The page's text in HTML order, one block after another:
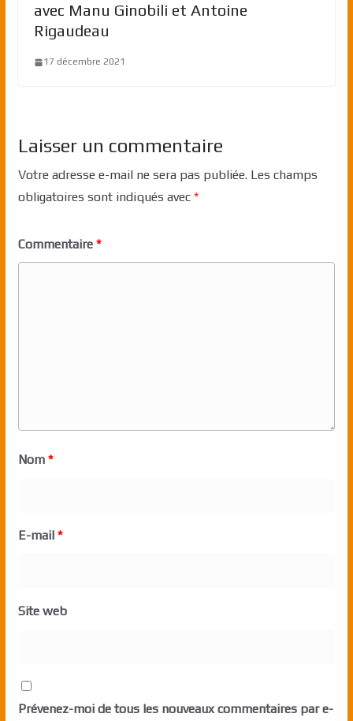
avec Manu Ginobili et Antoine
Rigaudeau
17 décembre 2021
Laisser un commentaire
Votre adresse e-mail ne sera pas publiée. Les champs
obligatoires sont indiqués avec *
Commentaire *
Nom *
E-mail *
Site web
Prévenez-moi de tous les nouveaux commentaires par e-